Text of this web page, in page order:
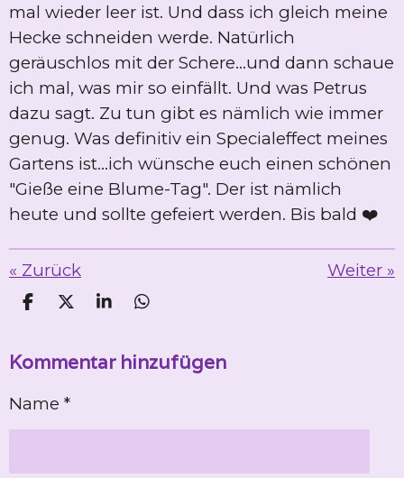
mal wieder leer ist. Und dass ich gleich meine
Hecke schneiden werde. Natürlich
geräuschlos mit der Schere...und dann schaue
ich mal, was mir so einfällt. Und was Petrus
dazu sagt. Zu tun gibt es nämlich wie immer
genug. Was definitiv ein Specialeffect meines
Gartens ist...ich wünsche euch einen schönen
"Gieße eine Blume-Tag". Der ist nämlich
heute und sollte gefeiert werden. Bis bald ❤️
« Zurück Weiter »
T
l
T
l
n
T
l
T
l
Kommentar hinzufügen
Name *